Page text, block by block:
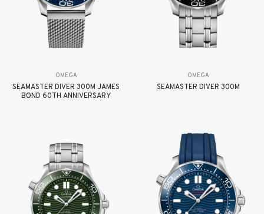
OMEGA
SEAMASTER DIVER 300M JAMES
BOND 60TH ANNIVERSARY
OMEGA
SEAMASTER DIVER 300M